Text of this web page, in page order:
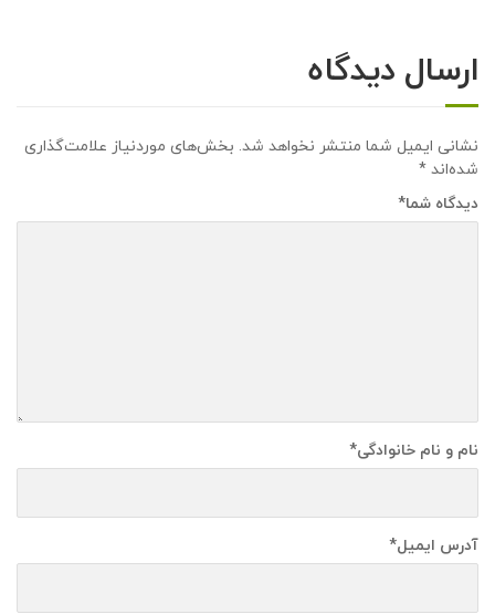
ارسال دیدگاه
نشانی ایمیل شما منتشر نخواهد شد. بخش‌های موردنیاز علامت‌گذاری
شده‌اند *
دیدگاه شما*
نام و نام خانوادگی*
آدرس ایمیل*